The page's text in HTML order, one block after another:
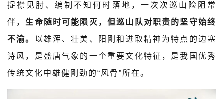
捉襟见肘、编制不知何时落地，一次次巡山险阻常
伴，生命随时可能陨灭，但巡山队对职责的坚守始终
不渝。 以雄浑、壮美、阳刚和进取精神为特点的边塞
诗风，是盛唐气象的一个重要文化特征，是我国优秀
传统文化中雄健刚劲的“风骨”所在。